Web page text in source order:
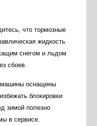
что тормозные
жидкость
снегом и льдом
сбоев.
машины оснащены
блокировки
зимой полезно
в сервисе.